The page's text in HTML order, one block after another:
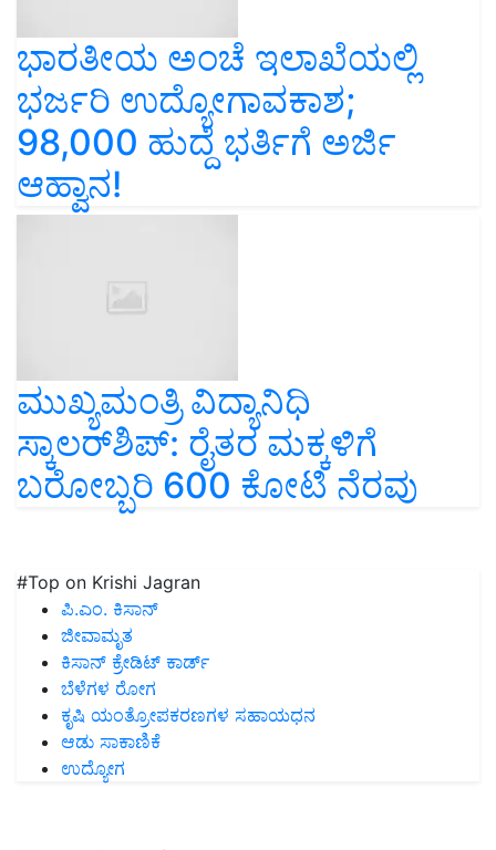
ಭಾರತೀಯ ಅಂಚೆ ಇಲಾಖೆಯಲ್ಲಿ
ಭರ್ಜರಿ ಉದ್ಯೋಗಾವಕಾಶ;
98,000 ಹುದ್ದೆ ಭರ್ತಿಗೆ ಅರ್ಜಿ
ಆಹ್ವಾನ!
ಮುಖ್ಯಮಂತ್ರಿ ವಿದ್ಯಾನಿಧಿ
ಸ್ಕಾಲರ್‌ಶಿಪ್‌: ರೈತರ ಮಕ್ಕಳಿಗೆ
ಬರೋಬ್ಬರಿ 600 ಕೋಟಿ ನೆರವು
#Top on Krishi Jagran
ಪಿ.ಎಂ. ಕಿಸಾನ್
ಜೀವಾಮೃತ
ಕಿಸಾನ್ ಕ್ರೇಡಿಟ್ ಕಾರ್ಡ್
ಬೆಳೆಗಳ ರೋಗ
ಕೃಷಿ ಯಂತ್ರೋಪಕರಣಗಳ ಸಹಾಯಧನ
ಆಡು ಸಾಕಾಣಿಕೆ
ಉದ್ಯೋಗ